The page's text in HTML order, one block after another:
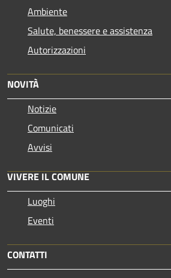
Ambiente
Salute, benessere e assistenza
Autorizzazioni
NOVITÀ
Notizie
Comunicati
Avvisi
VIVERE IL COMUNE
Luoghi
Eventi
CONTATTI